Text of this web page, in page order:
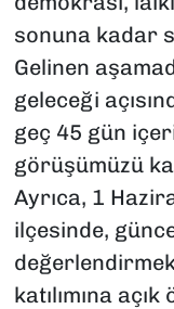
sonuna kadar
Gelinen
geleceği
geç 45 gün
görüşümüzü
Ayrıca, 1
ilçesinde,
katılımına